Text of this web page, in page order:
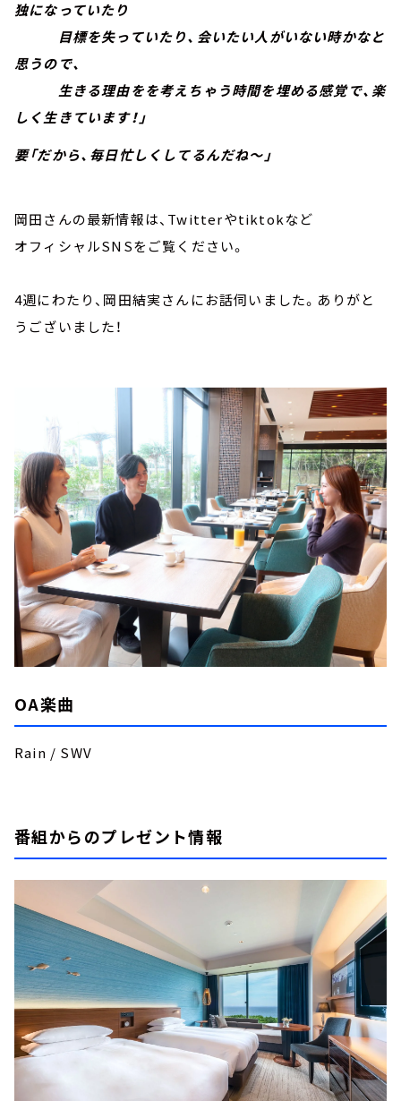
独になっていたり
目標を失っていたり、会いたい人がいない時かなと
思うので、
生きる理由をを考えちゃう時間を埋める感覚で、楽
しく生きています！」
要「だから、毎日忙しくしてるんだね～」
岡田さんの最新情報は、Twitterやtiktokなど
オフィシャルSNSをご覧ください。
4週にわたり、岡田結実さんにお話伺いました。ありがと
うございました！
OA楽曲
Rain / SWV
番組からのプレゼント情報